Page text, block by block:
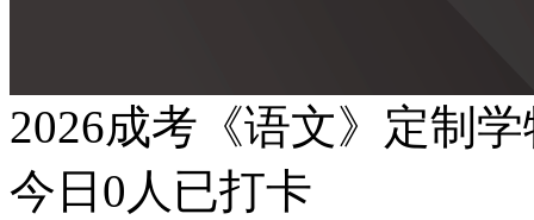
2026成考《语文》定制
今日 0 人已打卡